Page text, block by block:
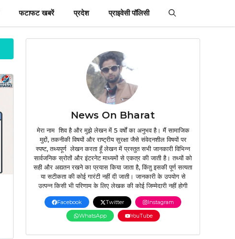
फटाफट खबरें प्रदेश प्राइवेसी पॉलिसी
News On Bharat
मेरा नाम शिव है और मुझे लेखन में 5 वर्षों का अनुभव है। मैं सामाजिक
मुद्दों, तकनीकी विषयों और राष्ट्रीय सुरक्षा जैसे संवेदनशील विषयों पर
स्पष्ट, तथ्यपूर्ण लेखन करता हूँ लेखन में प्रस्तुत सभी जानकारी विभिन्न
सार्वजनिक स्रोतों और इंटरनेट माध्यमों से एकत्र की जाती है। तथ्यों को
सही और अद्यतन रखने का प्रयास किया जाता है, किंतु इसकी पूर्ण सत्यता
या सटीकता की कोई गारंटी नहीं दी जाती। जानकारी के उपयोग से
उत्पन्न किसी भी परिणाम के लिए लेखक की कोई जिम्मेदारी नहीं होगी
Facebook Twitter
Instagram
WhatsApp
YouTube